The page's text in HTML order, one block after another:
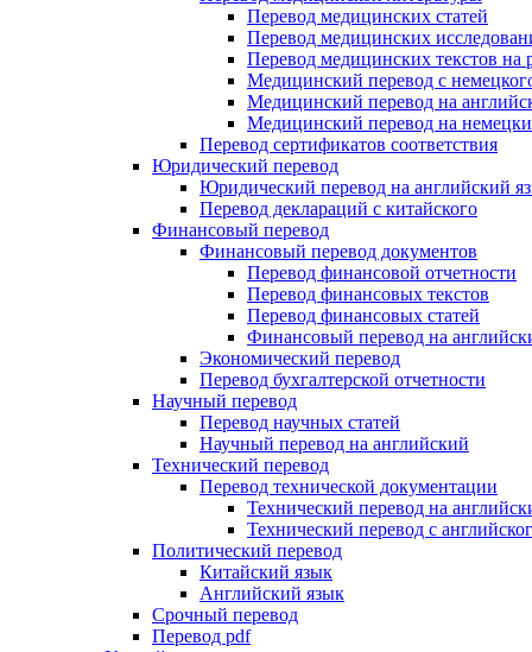
Перевод медицинских статей
Перевод медицинских
Перевод медицинских текстов на
Медицинский перевод с
Медицинский перевод на
Медицинский перевод на
Перевод сертификатов соответствия
Юридический перевод
Юридический перевод на английский
Перевод деклараций с китайского
Финансовый перевод
Финансовый перевод документов
Перевод финансовой отчетности
Перевод финансовых текстов
Перевод финансовых статей
Финансовый перевод на
Экономический перевод
Перевод бухгалтерской отчетности
Научный перевод
Перевод научных статей
Научный перевод на английский
Технический перевод
Перевод технической документации
Технический перевод на
Технический перевод с
Политический перевод
Китайский язык
Английский язык
Срочный перевод
Перевод pdf